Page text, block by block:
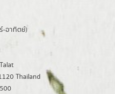
-อาทิตย์)
Thailand